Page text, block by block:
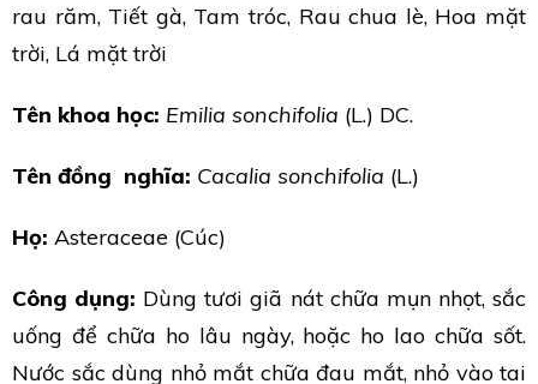
rau răm, Tiết gà, Tam tróc, Rau chua lè, Hoa mặt
trời, Lá mặt trời
Tên khoa học: Emilia sonchifolia (L.) DC.
Tên đồng nghĩa: Cacalia sonchifolia (L.)
Họ: Asteraceae (Cúc)
Công dụng: Dùng tươi giã nát chữa mụn nhọt, sắc
uống để chữa ho lâu ngày, hoặc ho lao chữa sốt.
Nước sắc dùng nhỏ mắt chữa đau mắt, nhỏ vào tai